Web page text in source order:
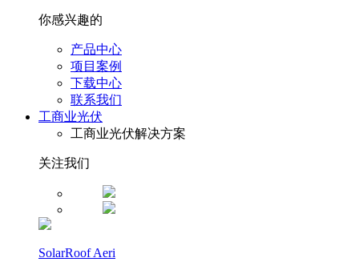
你感兴趣的
产品中心
项目案例
下载中心
联系我们
工商业光伏
工商业光伏解决方案
关注我们
SolarRoof Aeri